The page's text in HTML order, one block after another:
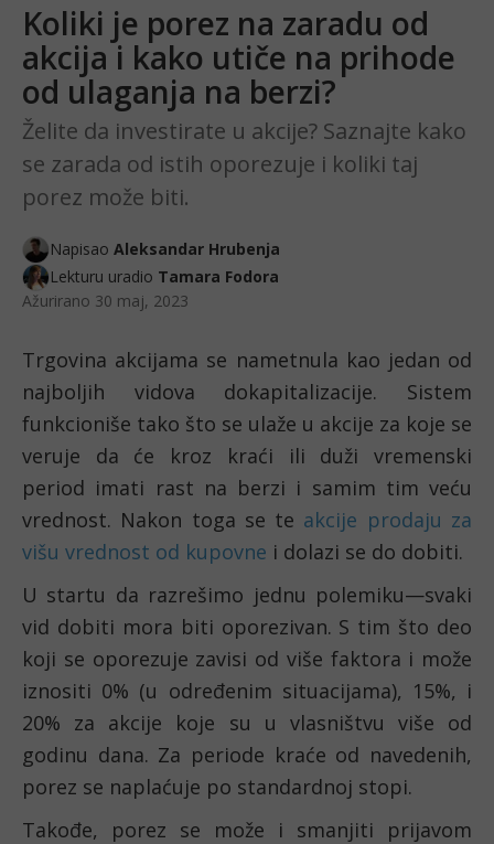
Koliki je porez na zaradu od
akcija i kako utiče na prihode
od ulaganja na berzi?
Želite da investirate u akcije? Saznajte kako
se zarada od istih oporezuje i koliki taj
porez može biti.
Napisao Aleksandar Hrubenja
Lekturu uradio Tamara Fodora
Ažurirano 30 maj, 2023
Trgovina akcijama se nametnula kao jedan od
najboljih vidova dokapitalizacije. Sistem
funkcioniše tako što se ulaže u akcije za koje se
veruje da će kroz kraći ili duži vremenski
period imati rast na berzi i samim tim veću
vrednost. Nakon toga se te akcije prodaju za
višu vrednost od kupovne i dolazi se do dobiti.
U startu da razrešimo jednu polemiku—svaki
vid dobiti mora biti oporezivan. S tim što deo
koji se oporezuje zavisi od više faktora i može
iznositi 0% (u određenim situacijama), 15%, i
20% za akcije koje su u vlasništvu više od
godinu dana. Za periode kraće od navedenih,
porez se naplaćuje po standardnoj stopi.
Takođe, porez se može i smanjiti prijavom